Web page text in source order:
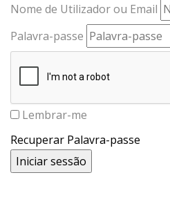
Nome de Utilizador ou Email
Palavra-passe
Lembrar-me
Recuperar Palavra-passe